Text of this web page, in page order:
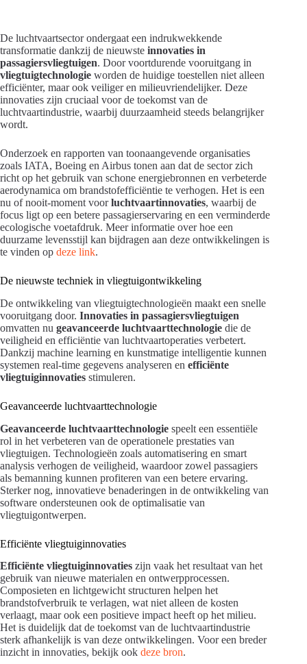
De luchtvaartsector ondergaat een indrukwekkende
transformatie dankzij de nieuwste innovaties in
passagiersvliegtuigen. Door voortdurende vooruitgang in
vliegtuigtechnologie worden de huidige toestellen niet alleen
efficiënter, maar ook veiliger en milieuvriendelijker. Deze
innovaties zijn cruciaal voor de toekomst van de
luchtvaartindustrie, waarbij duurzaamheid steeds belangrijker
wordt.
Onderzoek en rapporten van toonaangevende organisaties
zoals IATA, Boeing en Airbus tonen aan dat de sector zich
richt op het gebruik van schone energiebronnen en verbeterde
aerodynamica om brandstofefficiëntie te verhogen. Het is een
nu of nooit-moment voorluchtvaartinnovaties, waarbij de
focus ligt op een betere passagierservaring en een verminderde
ecologische voetafdruk. Meer informatie over hoe een
duurzame levensstijl kan bijdragen aan deze ontwikkelingen is
te vinden op deze link.
De nieuwste techniek in vliegtuigontwikkeling
De ontwikkeling van vliegtuigtechnologieën maakt een snelle
vooruitgang door. Innovaties in passagiersvliegtuigen
omvatten nu geavanceerde luchtvaarttechnologie die de
veiligheid en efficiëntie van luchtvaartoperaties verbetert.
Dankzij machine learning en kunstmatige intelligentie kunnen
systemen real-time gegevens analyseren en efficiënte
vliegtuiginnovaties stimuleren.
Geavanceerde luchtvaarttechnologie
Geavanceerde luchtvaarttechnologie speelt een essentiële
rol in het verbeteren van de operationele prestaties van
vliegtuigen. Technologieën zoals automatisering en smart
analysis verhogen de veiligheid, waardoor zowel passagiers
als bemanning kunnen profiteren van een betere ervaring.
Sterker nog, innovatieve benaderingen in de ontwikkeling van
software ondersteunen ook de optimalisatie van
vliegtuigontwerpen.
Efficiënte vliegtuiginnovaties
Efficiënte vliegtuiginnovaties zijn vaak het resultaat van het
gebruik van nieuwe materialen en ontwerpprocessen.
Composieten en lichtgewicht structuren helpen het
brandstofverbruik te verlagen, wat niet alleen de kosten
verlaagt, maar ook een positieve impact heeft op het milieu.
Het is duidelijk dat de toekomst van de luchtvaartindustrie
sterk afhankelijk is van deze ontwikkelingen. Voor een breder
inzicht in innovaties, bekijk ook deze bron.